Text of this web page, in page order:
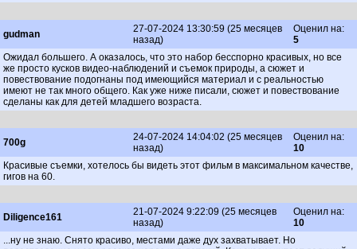
gudman
27-07-2024 13:30:59 (25 месяцев
назад)
Оценил на:
5
Ожидал большего. А оказалось, что это набор бесспорно красивых, но все
же просто кусков видео-наблюдений и съемок природы, а сюжет и
повествование подогнаны под имеющийся материал и с реальностью
имеют не так много общего. Как уже ниже писали, сюжет и повествование
сделаны как для детей младшего возраста.
700g
24-07-2024 14:04:02 (25 месяцев
назад)
Оценил на:
10
Красивые съемки, хотелось бы видеть этот фильм в максимальном качестве,
гигов на 60.
Diligence161
21-07-2024 9:22:09 (25 месяцев
назад)
Оценил на:
10
...ну не знаю. Снято красиво, местами даже дух захватывает. Но